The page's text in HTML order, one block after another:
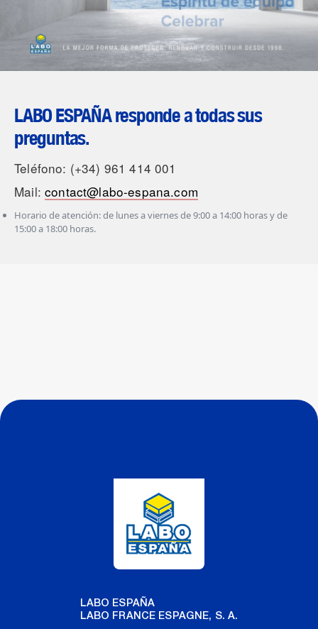
LABO ESPAÑA responde a todas sus
preguntas.
Teléfono: (+34) 961 414 001
Mail:contact@labo-espana.com
Horario de atención: de lunes a viernes de 9:00 a 14:00 horas y de
15:00 a 18:00 horas.
LABO ESPAÑA
LABO FRANCE ESPAGNE, S. A.